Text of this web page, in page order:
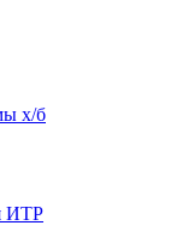
х/б
ИТР